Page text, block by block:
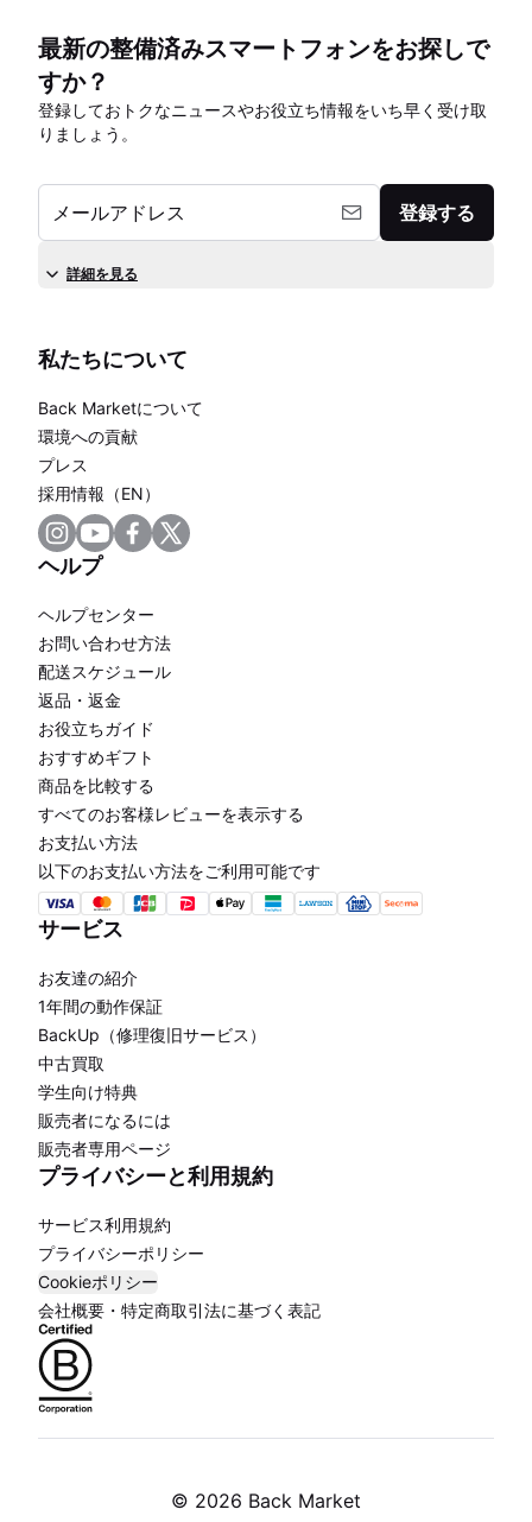
最新の整備済みスマートフォンをお探しで
すか？
登録しておトクなニュースやお役立ち情報をいち早く受け取
りましょう。
メールアドレス 登録する
詳細を見る
私たちについて
Back Marketについて
環境への貢献
プレス
採用情報（EN）
ヘルプ
ヘルプセンター
お問い合わせ方法
配送スケジュール
返品・返金
お役立ちガイド
おすすめギフト
商品を比較する
すべてのお客様レビューを表示する
お支払い方法
以下のお支払い方法をご利用可能です
サービス
お友達の紹介
1年間の動作保証
BackUp（修理復旧サービス）
中古買取
学生向け特典
販売者になるには
販売者専用ページ
プライバシーと利用規約
サービス利用規約
プライバシーポリシー
Cookieポリシー
会社概要・特定商取引法に基づく表記
© 2026 Back Market